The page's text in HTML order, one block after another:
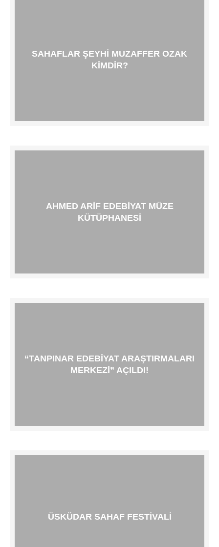
SAHAFLAR ŞEYHI MUZAFFER OZAK
KIMDIR?
AHMED ARIF EDEBIYAT MÜZE
KÜTÜPHANESI
“TANPINAR EDEBIYAT ARAŞTIRMALARI
MERKEZI” AÇILDI!
ÜSKÜDAR SAHAF FESTIVALI